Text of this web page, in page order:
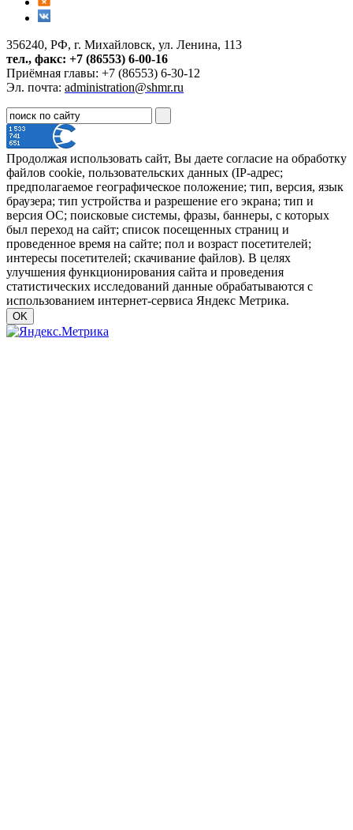
356240, РФ, г. Михайловск, ул. Ленина, 113
тел., факс: +7 (86553) 6-00-16
Приёмная главы: +7 (86553) 6-30-12
Эл. почта: administration@shmr.ru
Продолжая использовать сайт, Вы даете согласие на обработку
файлов cookie, пользовательских данных (IP-адрес;
предполагаемое географическое положение; тип, версия, язык
браузера; тип устройства и разрешение его экрана; тип и
версия ОС; поисковые системы, фразы, баннеры, с которых
был переход на сайт; список посещенных страниц и
проведенное время на сайте; пол и возраст посетителей;
интересы посетителей; скачивание файлов). В целях
улучшения функционирования сайта и проведения
статистических исследований данные обрабатываются с
использованием интернет-сервиса Яндекс Метрика.
OK